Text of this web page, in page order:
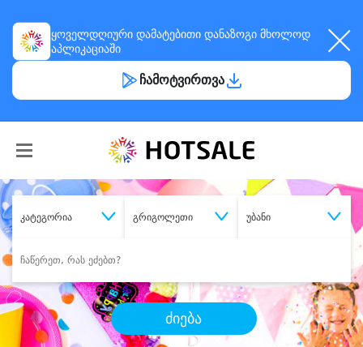
ყოველდღიური დამატებითი დანაზოგი მხოლოდ
აპლიკაციაში
ჩამოტვირთვა
კატეგორია გრიგოლეთი უბანი
ძიება